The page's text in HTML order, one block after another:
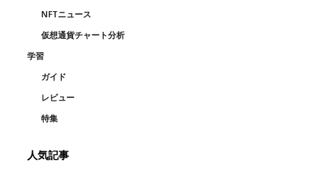
NFTニュース
仮想通貨チャート分析
学習
ガイド
レビュー
特集
人気記事